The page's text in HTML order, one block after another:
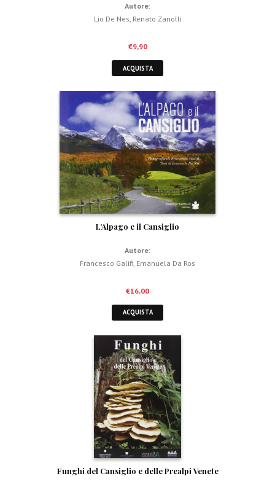
Autore:
Lio De Nes Renato Zanolli
€9,90
ACQUISTA
L’Alpago e il Cansiglio
Autore:
Francesco Galifi Emanuela Da Ros
€16,00
ACQUISTA
Funghi del Cansiglio e delle Prealpi Venete